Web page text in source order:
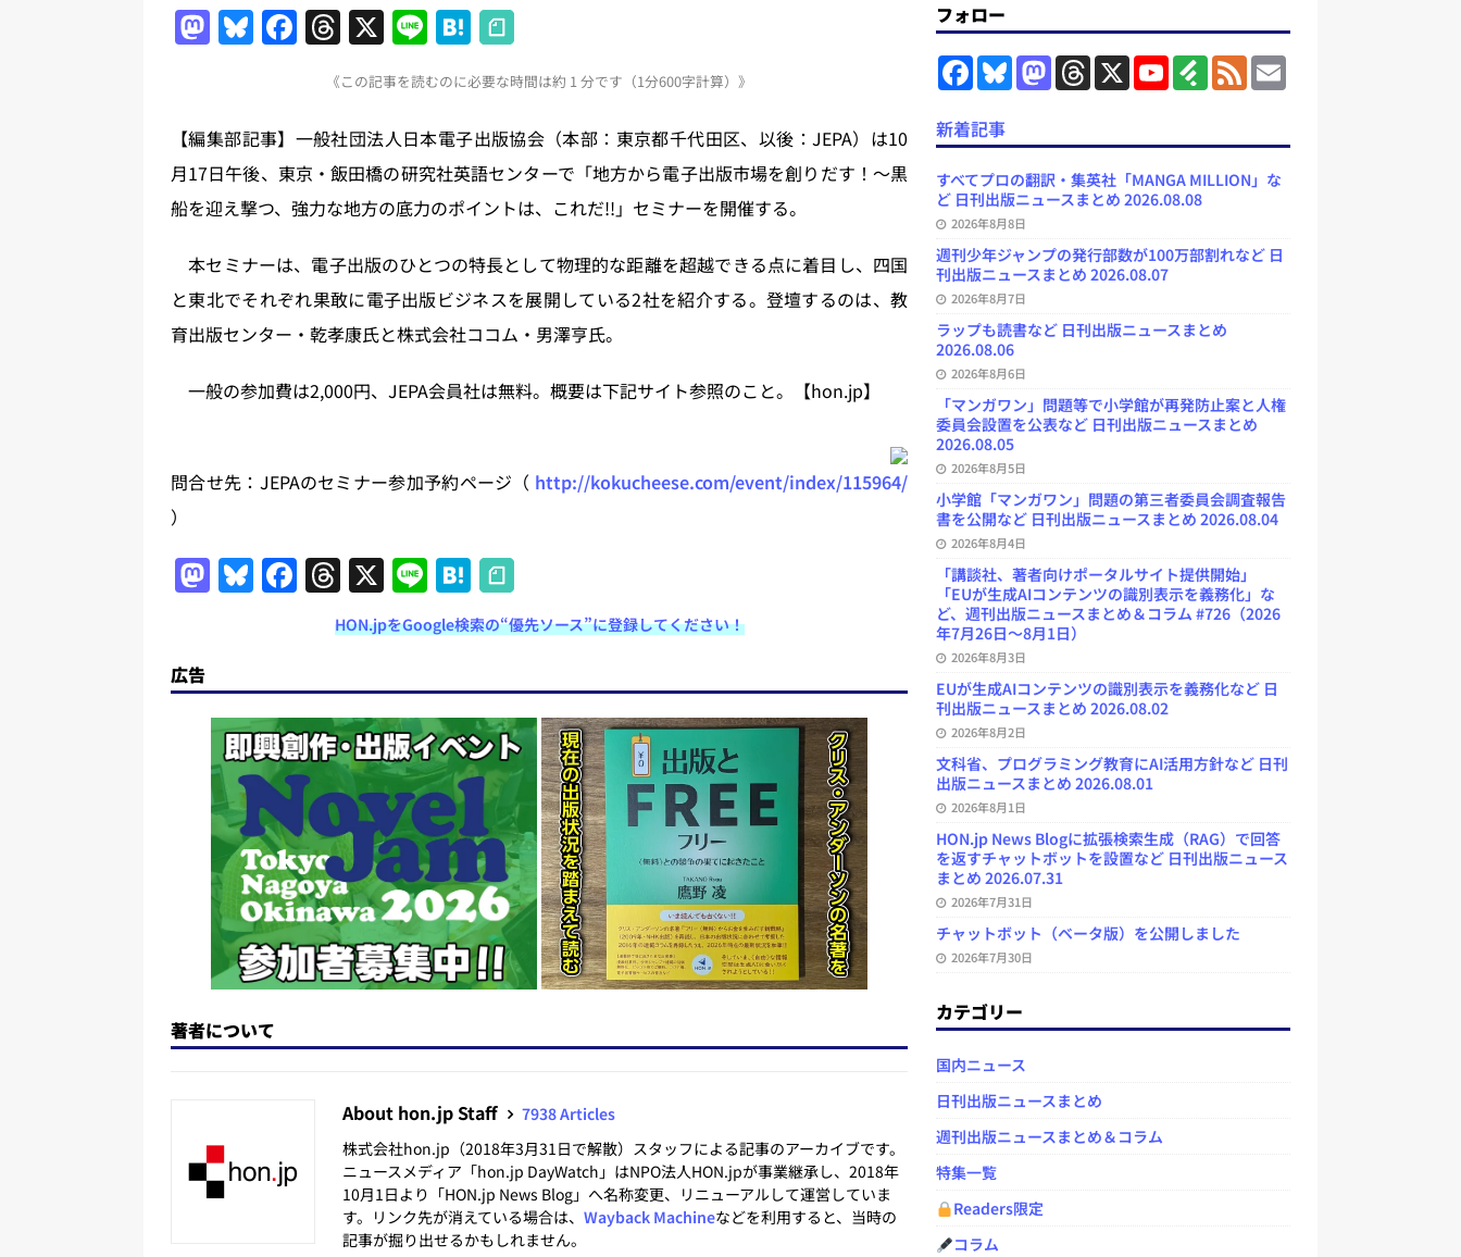
[ 2026年7月31日 ] HON.jp News Blogに拡張検索生成（RAG）で回答を返すチャットボットを設置など
[ 2026年8月8日 ] すべてプロの翻訳・集英社「MANGA MILLION」など 日刊出版ニュースまとめ
2026.08.08
日刊出版ニュースまとめ
[ 2026年8月7日 ] 週刊少年ジャンプの発行部数が100万部割れなど 日刊出版ニュースまとめ 2026.08.07
M
o
d
o
Bl
s
k
y
F
e
b
o
k
T
re
a
d
s
X Li
n
e
H
at
e
n
a
《この記事を読むのに必要な時間は約 1 分です（1分600字計算）》
【編集部記事】一般社団法人日本電子出版協会（本部：東京都千代田区、以後：JEPA）は10
月17日午後、東京・飯田橋の研究社英語センターで「地方から電子出版市場を創りだす！〜黒
船を迎え撃つ、強力な地方の底力のポイントは、これだ!!」セミナーを開催する。
本セミナーは、電子出版のひとつの特長として物理的な距離を超越できる点に着目し、四国
と東北でそれぞれ果敢に電子出版ビジネスを展開している2社を紹介する。登壇するのは、教
育出版センター・乾孝康氏と株式会社ココム・男澤亨氏。
一般の参加費は2,000円、JEPA会員社は無料。概要は下記サイト参照のこと。【hon.jp】
問合せ先：JEPAのセミナー参加予約ページ（ http://kokucheese.com/event/index/115964/
）
M
a
o
d
o
n
Bl
u
s
k
y
F
a
e
b
o
o
k
T
h
re
a
d
s
X Li
n
e
H
at
e
n
a
HON.jpをGoogle検索の“優先ソース”に登録してください！
広告
著者について
About hon.jp Staff
7938 Articles
株式会社hon.jp（2018年3月31日で解散）スタッフによる記事のアーカイブです。
ニュースメディア「hon.jp DayWatch」はNPO法人HON.jpが事業継承し、2018年
10月1日より「HON.jp News Blog」へ名称変更、リニューアルして運営していま
す。リンク先が消えている場合は、 Wayback Machineなどを利用すると、当時の
記事が掘り出せるかもしれません。
フォロー
F
a
e
b
o
o
k
B
l
k
y
M
a
d
o
n
T
h
d
s
X
Y
o
b
e
C
h
n
e
F
e
y
F
e
E
m
新着記事
すべてプロの翻訳・集英社「MANGA MILLION」な
ど 日刊出版ニュースまとめ 2026.08.08
2026年8月8日
週刊少年ジャンプの発行部数が100万部割れなど 日
刊出版ニュースまとめ 2026.08.07
2026年8月7日
ラップも読書など 日刊出版ニュースまとめ
2026.08.06
2026年8月6日
「マンガワン」問題等で小学館が再発防止案と人権
委員会設置を公表など 日刊出版ニュースまとめ
2026.08.05
2026年8月5日
小学館「マンガワン」問題の第三者委員会調査報告
書を公開など 日刊出版ニュースまとめ 2026.08.04
2026年8月4日
「講談社、著者向けポータルサイト提供開始」
「EUが生成AIコンテンツの識別表示を義務化」な
ど、週刊出版ニュースまとめ＆コラム #726（2026
年7月26日～8月1日）
2026年8月3日
EUが生成AIコンテンツの識別表示を義務化など 日
刊出版ニュースまとめ 2026.08.02
2026年8月2日
文科省、プログラミング教育にAI活用方針など 日刊
出版ニュースまとめ 2026.08.01
2026年8月1日
HON.jp News Blogに拡張検索生成（RAG）で回答
を返すチャットボットを設置など 日刊出版ニュース
まとめ 2026.07.31
2026年7月31日
チャットボット（ベータ版）を公開しました
2026年7月30日
カテゴリー
国内ニュース
日刊出版ニュースまとめ
週刊出版ニュースまとめ＆コラム
特集一覧
Readers限定
コラム